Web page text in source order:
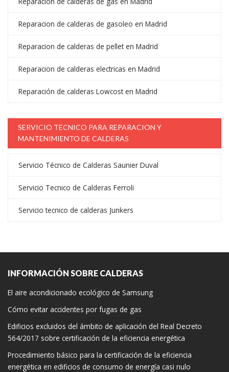
Reparacion de calderas de gasoleo en Madrid
Reparacion de calderas de pellet en Madrid
Reparacion de calderas electricas en Madrid
Reparación de calderas Lowcost en Madrid
SERVICIO TECNICO PARA REPARACION Y
MANTENIMIENTO DE CALDERAS
Servicio Técnico de Calderas Saunier Duval
Servicio Tecnico de Calderas Ferroli
Servicio tecnico de calderas Junkers
INFORMACIÓN SOBRE CALDERAS
El aire acondicionado ecológico de Samsung
Cómo evitar accidentes por fugas de gas
Edificios excluidos del ámbito de aplicación del Real Decreto
564/2017 sobre certificación de la eficiencia energética
Procedimiento básico para la certificación de la eficiencia
energética en edificios de consumo de energía casi nulo